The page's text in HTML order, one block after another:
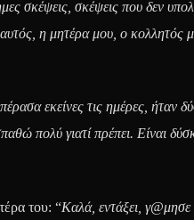
σκέψεις, σκέψεις που δεν
η μητέρα μου, ο κολλητός
εκείνες τις ημέρες, ήταν
πολύ γιατί πρέπει. Είναι
του: “Καλά, εντάξει, γ@μησε